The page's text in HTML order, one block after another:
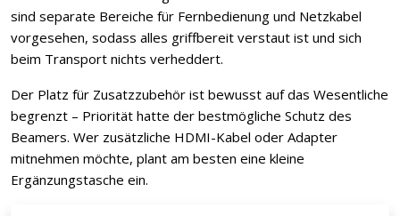
sind separate Bereiche für Fernbedienung und Netzkabel
vorgesehen, sodass alles griffbereit verstaut ist und sich
beim Transport nichts verheddert.
Der Platz für Zusatzzubehör ist bewusst auf das Wesentliche
begrenzt – Priorität hatte der bestmögliche Schutz des
Beamers. Wer zusätzliche HDMI-Kabel oder Adapter
mitnehmen möchte, plant am besten eine kleine
Ergänzungstasche ein.